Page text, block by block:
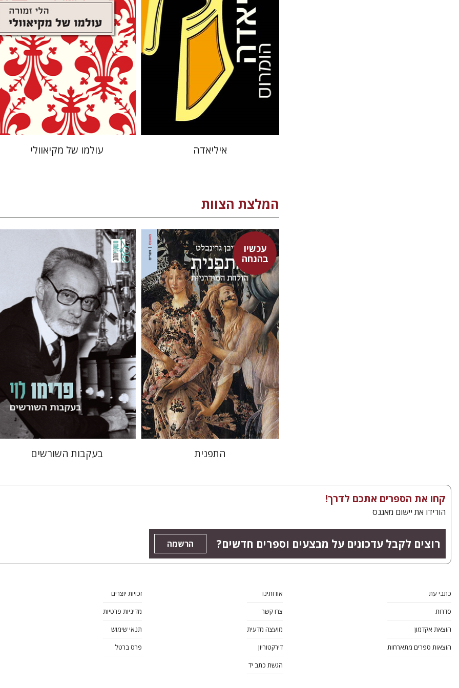
אלקטרוני ב-39 ₪ בלבד!
$14
איליאדה
אלקטרוני ב-39 ₪ בלבד!
$14
עולמו של מקיאוולי
המלצת הצוות
עכשיו
בהנחהסטיבן גרינבלט
אריאל הירשפלד
יפתח בריל
עכשיו בהנחה
$35
$26
התפנית
פרימו לוי
מנואלה קונסוני
יונתן פיין
הנחת אתר ספר מודפס
$42
$38
בעקבות השורשים
קחו את הספרים אתכם לדרך!
הורידו את יישום מאגנס
רוצים לקבל עדכונים על מבצעים וספרים חדשים? הרשמה
כתבי עת
סדרות
הוצאת אקדמון
הוצאות ספרים מתארחות
אודותינו
צרו קשר
מועצה מדעית
דירקטוריון
הגשת כתב יד
זכויות יוצרים
מדיניות פרטיות
תנאי שימוש
פרס ברטל